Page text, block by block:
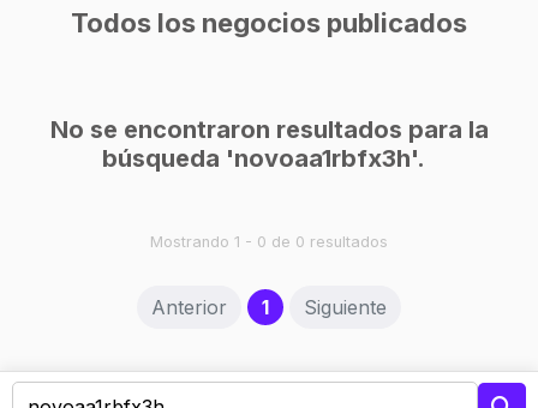
Todos los negocios publicados
No se encontraron resultados para la
búsqueda 'novoaa1rbfx3h'.
Mostrando 1 - 0 de 0 resultados
Anterior 1(current)
Siguiente